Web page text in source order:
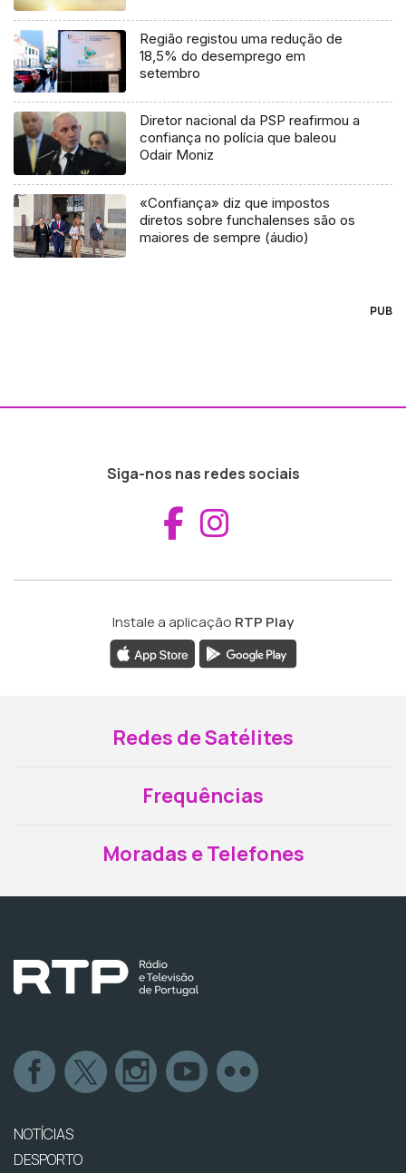
Região registou uma redução de
18,5% do desemprego em
setembro
Diretor nacional da PSP reafirmou a
confiança no polícia que baleou
Odair Moniz
«Confiança» diz que impostos
diretos sobre funchalenses são os
maiores de sempre (áudio)
PUB
Siga-nos nas redes sociais
Aceder ao
Instale a aplicação RTP Play
Redes de Satélites
Frequências
Moradas e Telefones
NOTÍCIAS
DESPORTO